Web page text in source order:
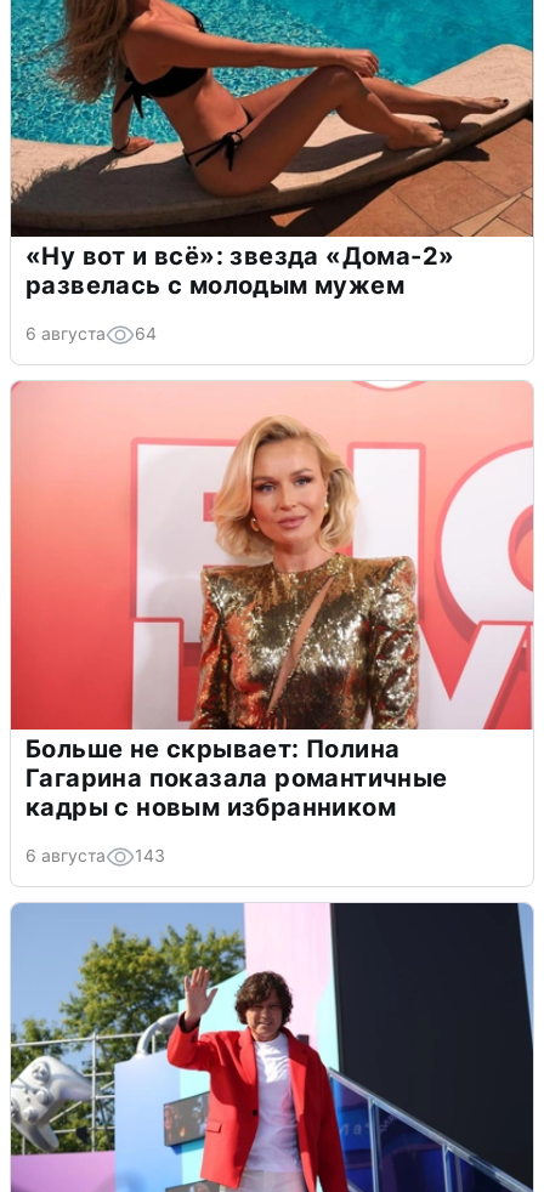
«Ну вот и всё»: звезда «Дома-2»
развелась с молодым мужем
6 августа 64
Больше не скрывает: Полина
Гагарина показала романтичные
кадры с новым избранником
6 августа 143